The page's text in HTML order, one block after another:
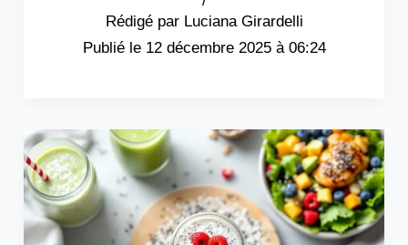
Luciana Girardelli
12 décembre 2025 à 06:24